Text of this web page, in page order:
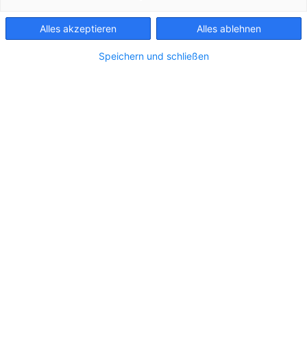
Alles akzeptieren Alles ablehnen
Speichern und schließen